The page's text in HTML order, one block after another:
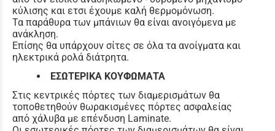
κύλισης και ετσι έχουμε καλή θερμομόνωση.
Τα παράθυρα των μπάνιων θα είναι ανοιγόμενα με
ανάκληση.
Επίσης θα υπάρχουν σίτες σε όλα τα ανοίγματα και
ηλεκτρικά ρολά διάτρητα.
ΕΣΩΤΕΡΙΚΑ ΚΟΥΦΩΜΑΤΑ
Στις κεντρικές πόρτες των διαμερισμάτων θα
τοποθετηθούν θωρακισμένες πόρτες ασφαλείας
από χάλυβα με επένδυση Laminate.